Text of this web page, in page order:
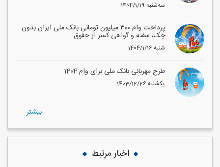
1404/1/19 سه‌شنبه
پرداخت وام ۳۰۰ میلیون تومانی بانک ملی ایران بدون
چک، سفته و گواهی کسر از حقوق
1404/1/16 شنبه
طرح مهربانی بانک ملی برای وام 1404
1403/12/26 یکشنبه
بيشتر
اخبار مرتبط